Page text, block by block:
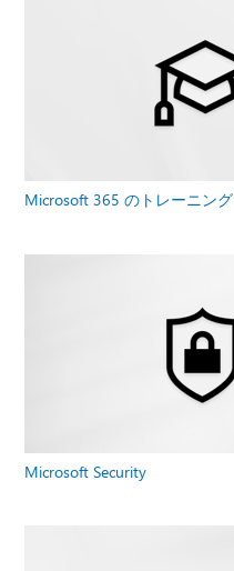
Microsoft 365 のトレーニング
Microsoft Security